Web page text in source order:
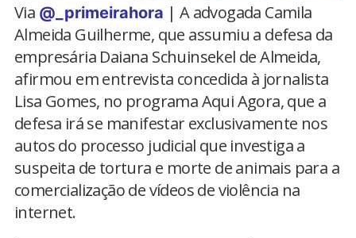
Via @_primeirahora | A advogada Camila
Almeida Guilherme, que assumiu a defesa da
empresária Daiana Schuinsekel de Almeida,
afirmou em entrevista concedida à jornalista
Lisa Gomes, no programa Aqui Agora, que a
defesa irá se manifestar exclusivamente nos
autos do processo judicial que investiga a
suspeita de tortura e morte de animais para a
comercialização de vídeos de violência na
internet.